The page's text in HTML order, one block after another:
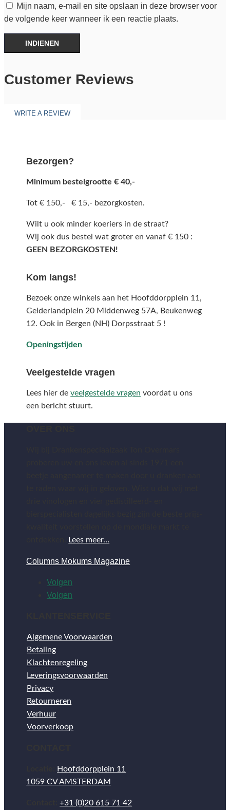
Mijn naam, e-mail en site opslaan in deze browser voor
de volgende keer wanneer ik een reactie plaats.
INDIENEN
Customer Reviews
WRITE A REVIEW
Bezorgen?
Minimum bestelgrootte € 40,-
Tot € 150,- € 15,- bezorgkosten.
Wilt u ook minder koeriers in de straat?
Wij ook dus bestel wat groter en vanaf € 150 :
GEEN BEZORGKOSTEN!
Kom langs!
Bezoek onze winkels aan het Hoofddorpplein 11,
Gelderlandplein 20 Middenweg 57A, Beukenweg
12.Ook in Bergen (NH) Dorpsstraat 5 !
Openingstijden
Veelgestelde vragen
Lees hier deveelgestelde vragen voordat u ons
een bericht stuurt.
Lees meer…
Columns Mokums Magazine
Volgen
Volgen
Algemene Voorwaarden
Betaling
Klachtenregeling
Leveringsvoorwaarden
Privacy
Retourneren
Verhuur
Voorverkoop
Hoofddorpplein 11
1059 CV AMSTERDAM
+31 (0)20 615 71 42